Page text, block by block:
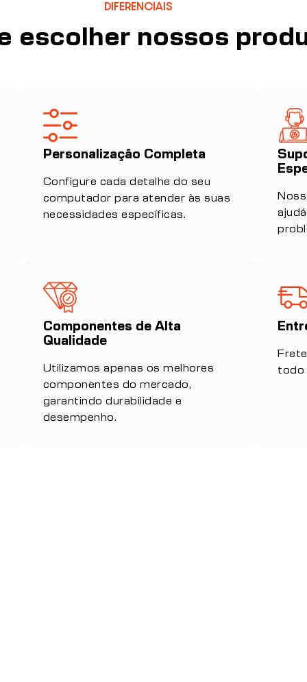
DIFERENCIAIS
escolher nossos
Personalização Completa
Configure cada detalhe do seu
computador para atender às suas
necessidades específicas.
Componentes de Alta
Qualidade
Utilizamos apenas os melhores
componentes do mercado,
garantindo durabilidade e
desempenho.
todo